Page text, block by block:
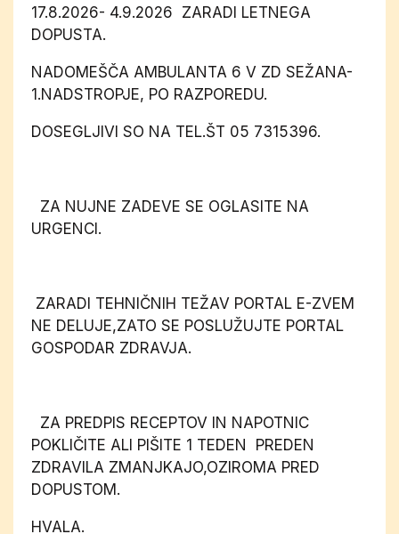
17.8.2026- 4.9.2026 ZARADI LETNEGA
DOPUSTA.
NADOMEŠČA AMBULANTA 6 V ZD SEŽANA-
1.NADSTROPJE, PO RAZPOREDU.
DOSEGLJIVI SO NA TEL.ŠT 05 7315396.
ZA NUJNE ZADEVE SE OGLASITE NA
URGENCI.
ZARADI TEHNIČNIH TEŽAV PORTAL E-ZVEM
NE DELUJE,ZATO SE POSLUŽUJTE PORTAL
GOSPODAR ZDRAVJA.
ZA PREDPIS RECEPTOV IN NAPOTNIC
POKLIČITE ALI PIŠITE 1 TEDEN PREDEN
ZDRAVILA ZMANJKAJO,OZIROMA PRED
DOPUSTOM.
HVALA.